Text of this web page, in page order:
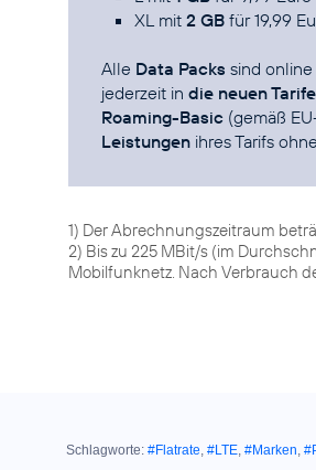
XL mit 2 GB für 19,99
Alle Data Packs sind
jederzeit in die neuen
Roaming-Basic (gemäß
Leistungen ihres Tarifs
1) Der Abrechnungszeitraum
2) Bis zu 225 MBit/s (im
Mobilfunknetz. Nach Verbrauch
Schlagworte: #Flatrate, #LTE, #Marken,